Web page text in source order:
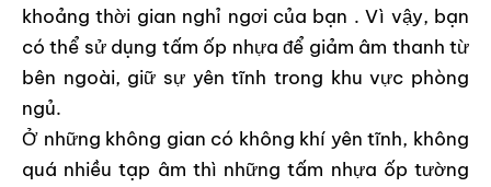
khoảng thời gian nghỉ ngơi của bạn . Vì vậy, bạn
có thể sử dụng tấm ốp nhựa để giảm âm thanh từ
bên ngoài, giữ sự yên tĩnh trong khu vực phòng
ngủ.
Ở những không gian có không khí yên tĩnh, không
quá nhiều tạp âm thì những tấm nhựa ốp tường